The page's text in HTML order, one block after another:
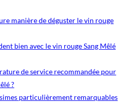
manière de déguster le vin rouge
bien avec le vin rouge Sang Mêlé
de service recommandée pour
?
particulièrement remarquables